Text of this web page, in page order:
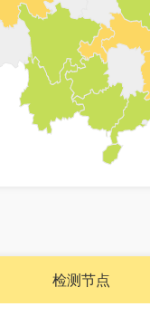
检测节点